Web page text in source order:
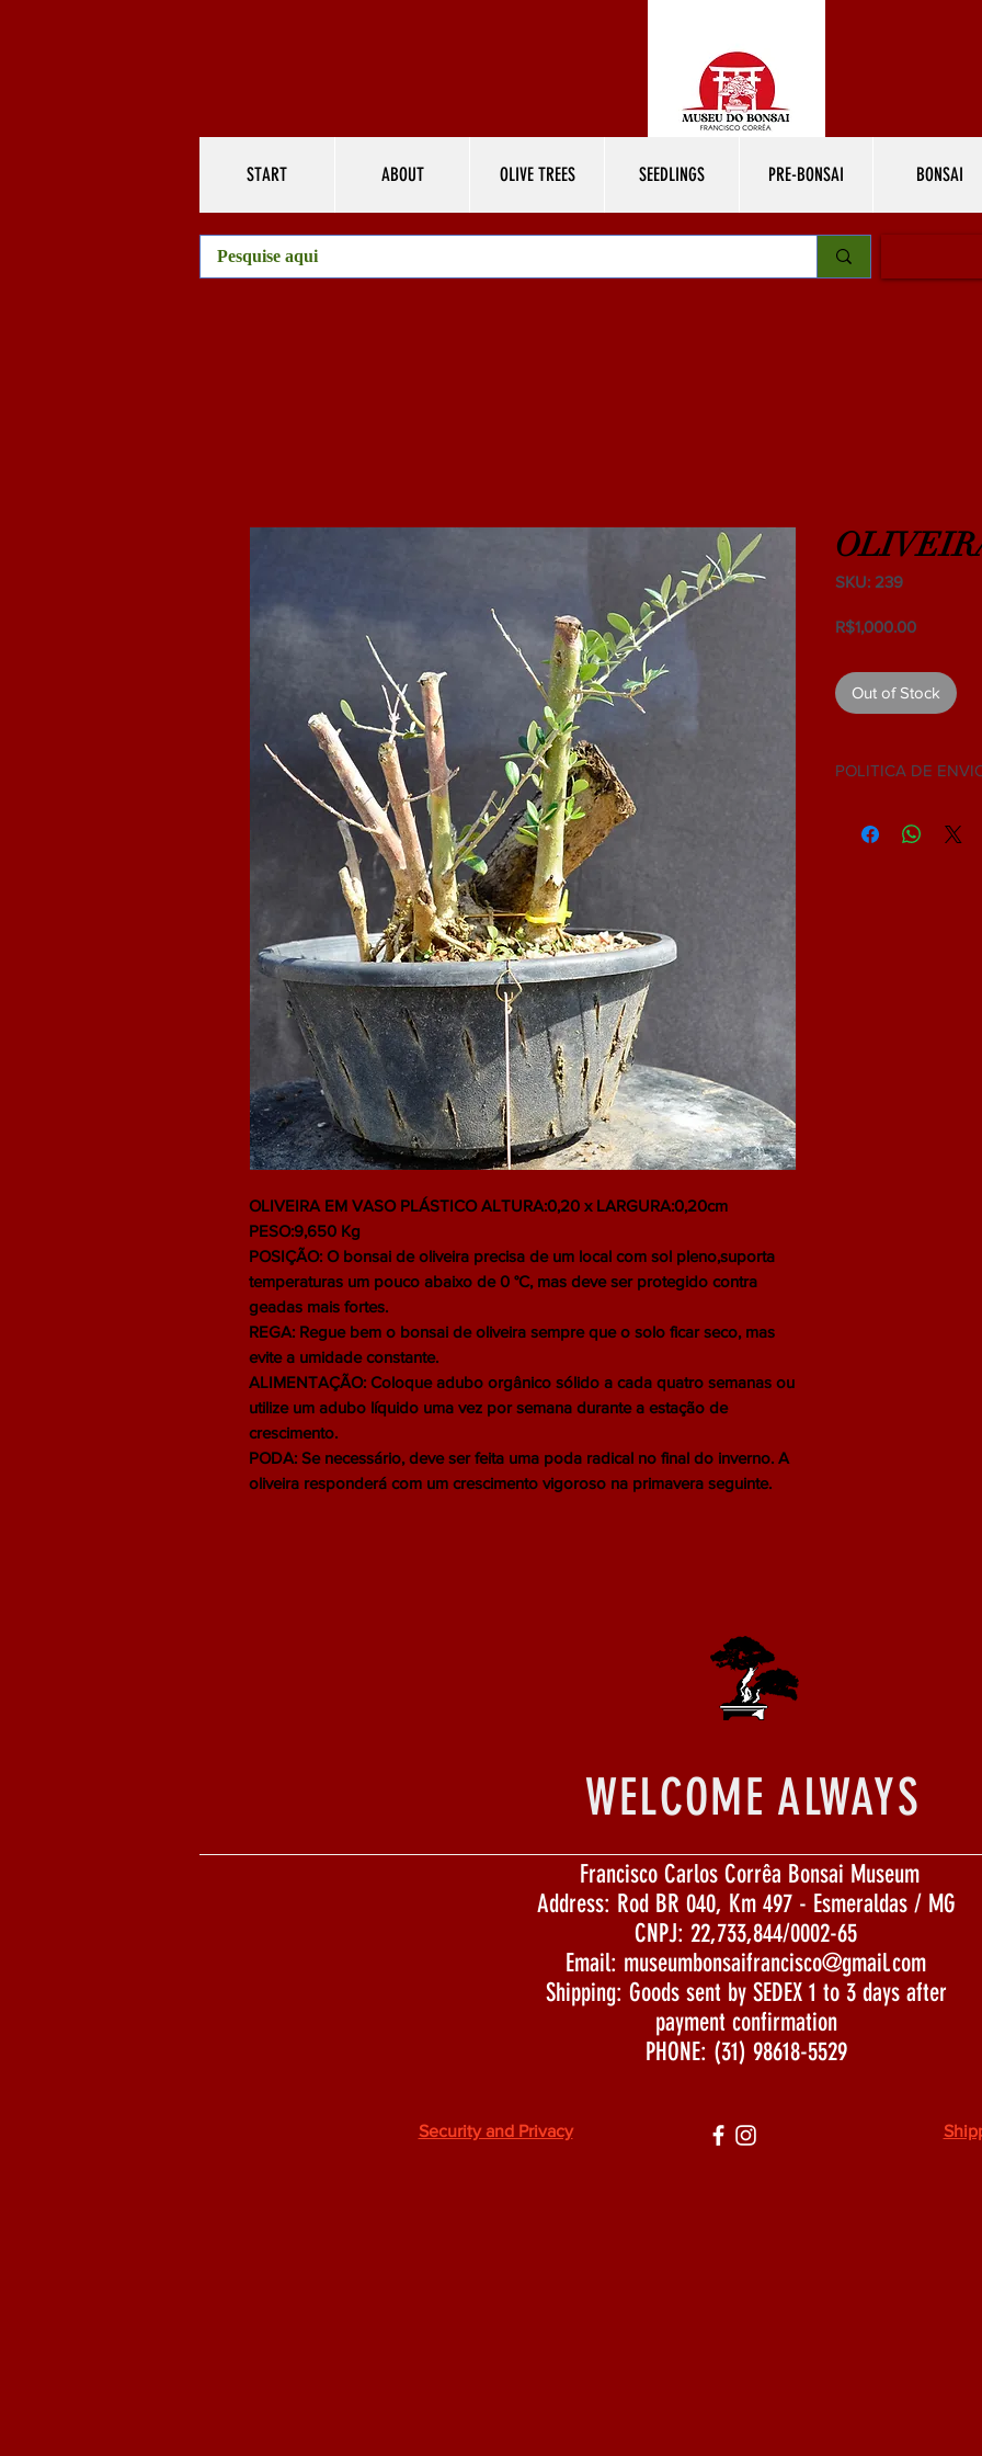
START ABOUT OLIVE TREES SEEDLINGS PRE-BONSAI BONSAI
OLIVEIRA EM VASO PLÁSTICO ALTURA:0,20 x LARGURA:0,20cm
PESO:9,650 Kg
POSIÇÃO: O bonsai de oliveira precisa de um local com sol pleno,suporta
temperaturas um pouco abaixo de 0 °C, mas deve ser protegido contra
geadas mais fortes.
REGA: Regue bem o bonsai de oliveira sempre que o solo ficar seco, mas
evite a umidade constante.
ALIMENTAÇÃO: Coloque adubo orgânico sólido a cada quatro semanas ou
utilize um adubo líquido uma vez por semana durante a estação de
crescimento.
PODA: Se necessário, deve ser feita uma poda radical no final do inverno. A
oliveira responderá com um crescimento vigoroso na primavera seguinte.
SKU: 239
R$1,000.00Price
Out of Stock
POLITICA DE
WELCOME ALWAYS
Francisco Carlos Corrêa Bonsai Museum
Address: Rod BR 040, Km 497 - Esmeraldas / MG
CNPJ: 22,733,844/0002-65
Email: museumbonsaifrancisco@gmail.com
Shipping: Goods sent by SEDEX 1 to 3 days after
payment confirmation
PHONE: (31) 98618-5529
Security and Privacy